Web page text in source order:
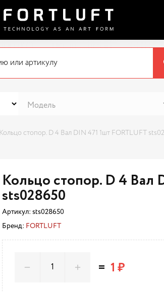
Кольцо стопор. D 4 Вал DIN 471 1шт FORTLUFT
Кольцо стопор. D 4 Вал
sts028650
Артикул: sts028650
Бренд: FORTLUFT
= 1 ₽